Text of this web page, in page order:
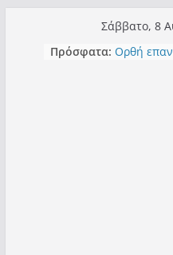
περιεχόμενο
Σάββατο, 8
Πρόσφατα: Τα μεγάλα